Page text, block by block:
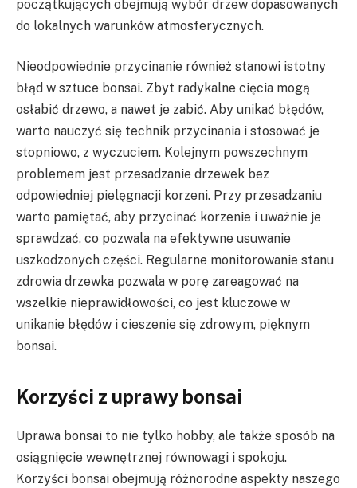
początkujących obejmują wybór drzew dopasowanych
do lokalnych warunków atmosferycznych.
Nieodpowiednie przycinanie również stanowi istotny
błąd w sztuce bonsai. Zbyt radykalne cięcia mogą
osłabić drzewo, a nawet je zabić. Aby unikać błędów,
warto nauczyć się technik przycinania i stosować je
stopniowo, z wyczuciem. Kolejnym powszechnym
problemem jest przesadzanie drzewek bez
odpowiedniej pielęgnacji korzeni. Przy przesadzaniu
warto pamiętać, aby przycinać korzenie i uważnie je
sprawdzać, co pozwala na efektywne usuwanie
uszkodzonych części. Regularne monitorowanie stanu
zdrowia drzewka pozwala w porę zareagować na
wszelkie nieprawidłowości, co jest kluczowe w
unikanie błędów i cieszenie się zdrowym, pięknym
bonsai.
Korzyści z uprawy bonsai
Uprawa bonsai to nie tylko hobby, ale także sposób na
osiągnięcie wewnętrznej równowagi i spokoju.
Korzyści bonsai obejmują różnorodne aspekty naszego